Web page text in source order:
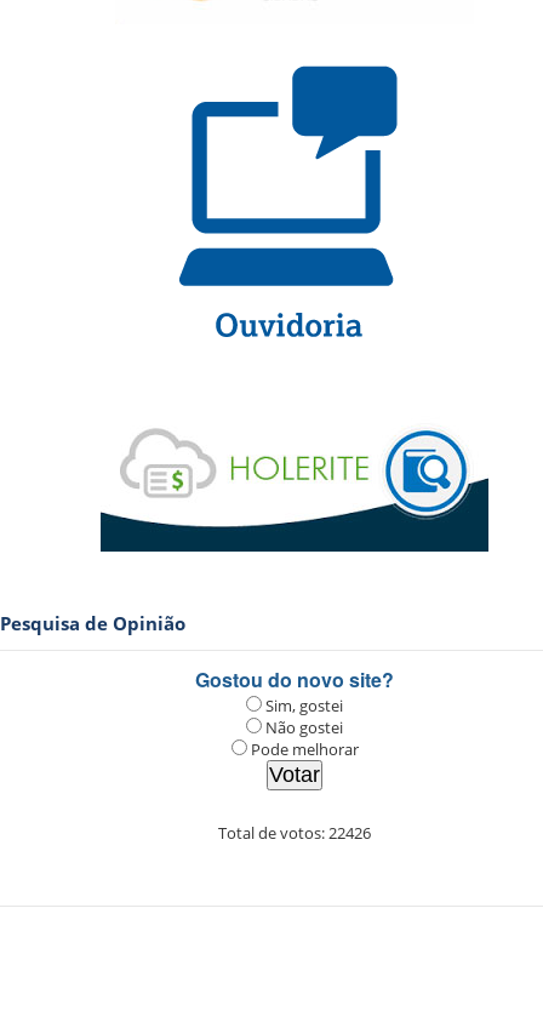
Pesquisa de Opinião
Gostou do novo site?
Sim, gostei
Não gostei
Pode melhorar
Total de votos:22426